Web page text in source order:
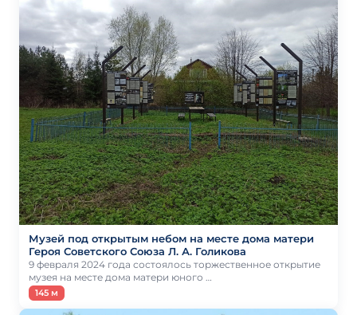
Музей под открытым небом на месте дома матери
Героя Советского Союза Л. А. Голикова
9 февраля 2024 года состоялось торжественное открытие
музея на месте дома матери юного …
145 м